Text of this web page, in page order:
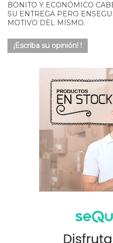
BONITO Y ECONÓMICO
SU ENTREGA PERO
MOTIVO DEL MISMO.
¡Escriba su opinión! !